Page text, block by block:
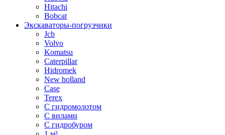
Hitachi
Bobcat
Экскаваторы-погрузчики
Jcb
Volvo
Komatsu
Caterpillar
Hidromek
New holland
Case
Terex
С гидромолотом
С вилами
С гидробуром